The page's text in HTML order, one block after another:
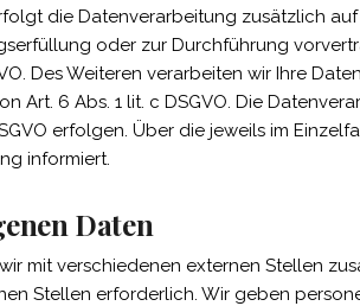
die Datenverarbeitung zusätzlich auf
oder zur Durchführung
Des Weiteren verarbeiten wir Ihre
Art. 6 Abs. 1 lit. c DSGVO. Die
erfolgen. Über die jeweils im
informiert.
Daten
mit verschiedenen externen Stellen
Stellen erforderlich. Wir geben